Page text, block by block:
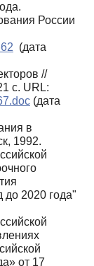
России
(дата
//
с. URL:
(дата
в
1992.
до 2020 года"
от 17